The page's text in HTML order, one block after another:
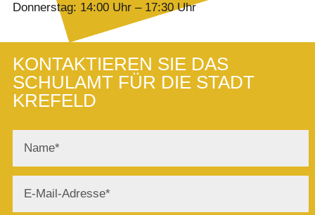
Donnerstag: 14:00 Uhr – 17:30 Uhr
KONTAKTIEREN SIE DAS
SCHULAMT FÜR DIE STADT
KREFELD